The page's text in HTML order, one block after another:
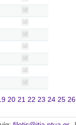
20 21 22 23 24 25 26